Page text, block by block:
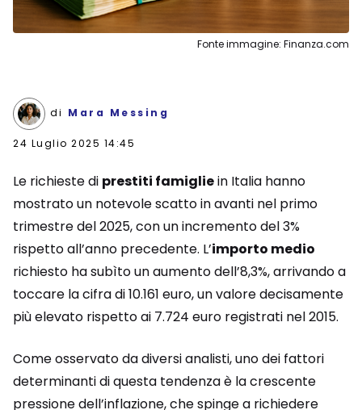
Fonte immagine: Finanza.com
di Mara Messing
24 Luglio 2025 14:45
Le richieste di prestiti famigliein Italia hanno
mostrato un notevole scatto in avanti nel primo
trimestre del 2025, con un incremento del 3%
rispetto all’anno precedente. L’importo medio
richiesto ha subìto un aumento dell’8,3%, arrivando a
toccare la cifra di 10.161 euro, un valore decisamente
più elevato rispetto ai 7.724 euro registrati nel 2015.
Come osservato da diversi analisti, uno dei fattori
determinanti di questa tendenza è la crescente
pressione dell’inflazione, che spinge a richiedere